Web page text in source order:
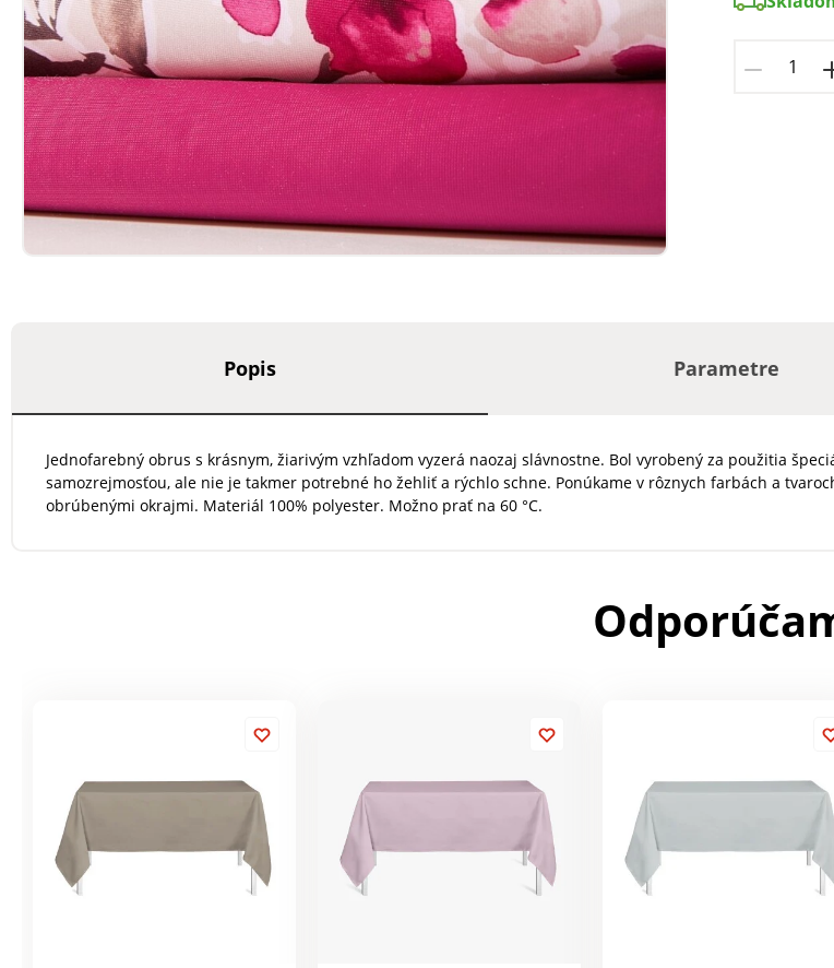
Popis Parametre
Jednofarebný obrus s krásnym, žiarivým vzhľadom vyzerá naozaj slávnostne. Bol vyrobený za použitia
samozrejmosťou, ale nie je takmer potrebné ho žehliť a rýchlo schne. Ponúkame v rôznych farbách a
obrúbenými okrajmi. Materiál 100% polyester. Možno prať na 60 °C.